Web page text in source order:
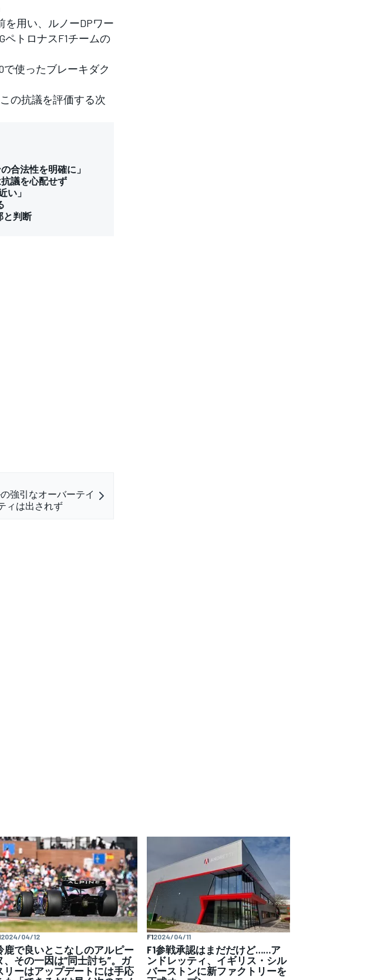
を用い、ルノーDPワー
ペトロナスF1チームの
使ったブレーキダク
の抗議を評価する次
合法性を明確に」
議を心配せず
い」
と判断
強引なオーバーテイ
ィは出されず
2024/04/12
鹿で良いとこなしのアルピー
、その一因は“同士討ち”。ガ
リーはアップデートには手応
F12024/04/11
F1参戦承認はまだだけど……ア
ンドレッティ、イギリス・シル
バーストンに新ファクトリーを